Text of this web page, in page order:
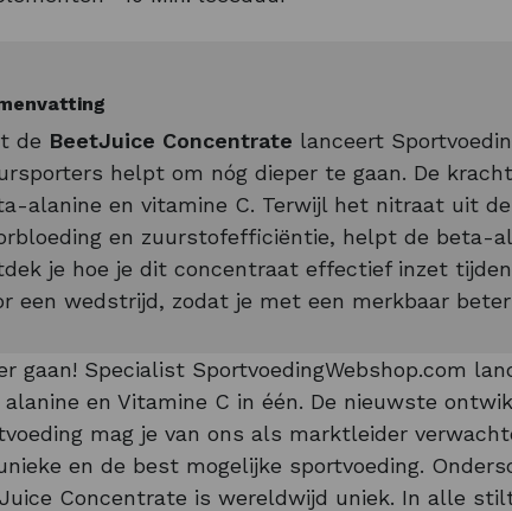
de BeetJuice Concentrate lanceert
helpt om nóg dieper te gaan. De
alanine en vitamine C. Terwijl het nitraat uit
en zuurstofefficiëntie, helpt de beta-
je hoe je dit concentraat effectief inzet
een wedstrijd, zodat je met een merkbaar
gaan! Specialist SportvoedingWebshop.com
alanine en Vitamine C in één. De nieuwste
mag je van ons als marktleider
en de best mogelijke sportvoeding.
Concentrate is wereldwijd uniek. In alle